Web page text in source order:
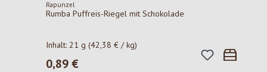
Rapunzel
Rumba Puffreis-Riegel mit Schokolade
Inhalt:21 g(42,38 € / kg)
Regulärer Preis:
0,89 €